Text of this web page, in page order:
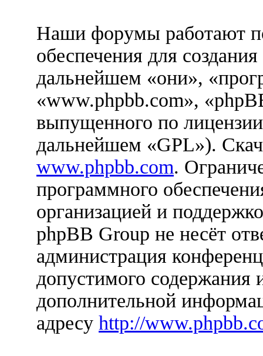
Наши форумы работают
обеспечения для
дальнейшем «они»,
«www.phpbb.com»,
выпущенного по
дальнейшем «GPL»).
www.phpbb.com.
программного
организацией и
phpBB Group не несёт
администрация
допустимого содержания
дополнительной
адресу http://